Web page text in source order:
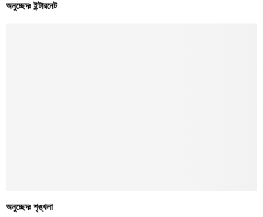
অনুচ্ছেদঃ ইন্টারনেট
অনুচ্ছেদঃ শৃঙ্খলা